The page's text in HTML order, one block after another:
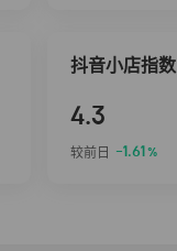
抖音小店指数
4.3
较前日 -1.61 %